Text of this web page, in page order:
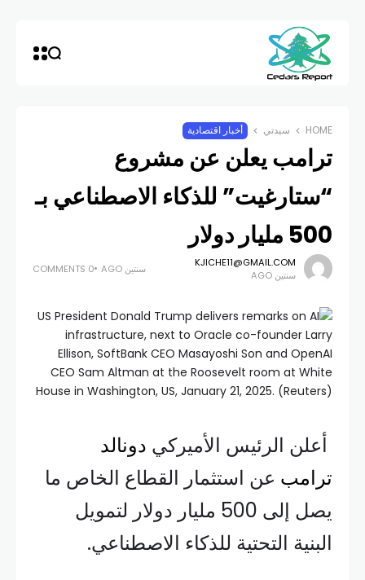
HOME سيدتي أخبار اقتصادية
ترامب يعلن عن مشروع
“ستارغيت” للذكاء الاصطناعي بـ
500 مليار دولار
KJICHE11@GMAIL.COM
سنتين AGO
سنتين AGO 0 COMMENTS
أعلن الرئيس الأميركي دونالد
ترامب عن استثمار القطاع الخاص ما
يصل إلى 500 مليار دولار لتمويل
البنية التحتية للذكاء الاصطناعي.